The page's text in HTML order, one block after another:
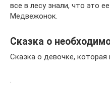
все в лесу знали, что это
Медвежонок.
Сказка о
Сказка о девочке, которая
.